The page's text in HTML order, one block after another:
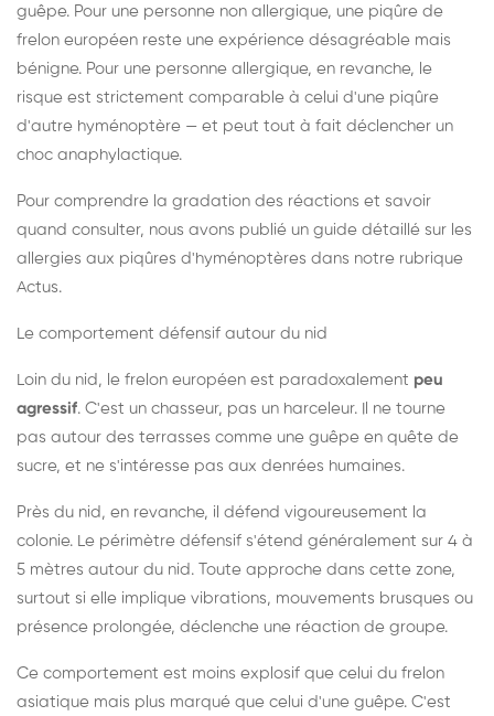
guêpe. Pour une personne non allergique, une piqûre de
frelon européen reste une expérience désagréable mais
bénigne. Pour une personne allergique, en revanche, le
risque est strictement comparable à celui d'une piqûre
d'autre hyménoptère — et peut tout à fait déclencher un
choc anaphylactique.
Pour comprendre la gradation des réactions et savoir
quand consulter, nous avons publié un guide détaillé sur les
allergies aux piqûres d'hyménoptères dans notre rubrique
Actus.
Le comportement défensif autour du nid
Loin du nid, le frelon européen est paradoxalement peu
agressif. C'est un chasseur, pas un harceleur. Il ne tourne
pas autour des terrasses comme une guêpe en quête de
sucre, et ne s'intéresse pas aux denrées humaines.
Près du nid, en revanche, il défend vigoureusement la
colonie. Le périmètre défensif s'étend généralement sur 4 à
5 mètres autour du nid. Toute approche dans cette zone,
surtout si elle implique vibrations, mouvements brusques ou
présence prolongée, déclenche une réaction de groupe.
Ce comportement est moins explosif que celui du frelon
asiatique mais plus marqué que celui d'une guêpe. C'est